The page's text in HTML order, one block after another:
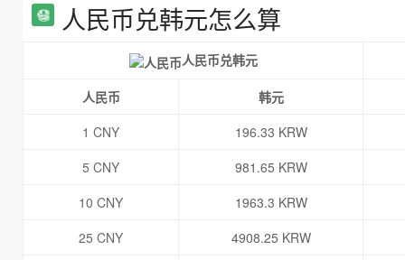
人民币兑韩元怎么算
人民币兑韩元
人民币
韩元
1 CNY
196.33 KRW
5 CNY
981.65 KRW
10 CNY
1963.3 KRW
25 CNY
4908.25 KRW